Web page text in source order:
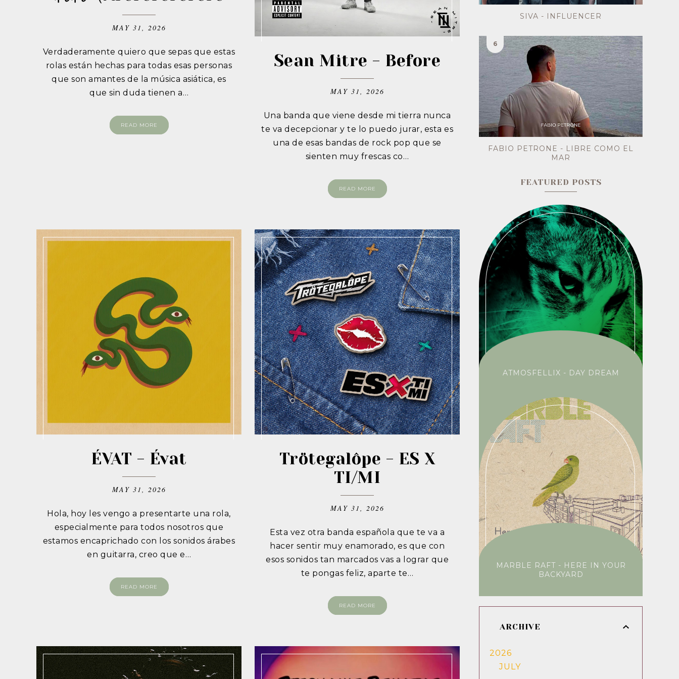
MAY 31, 2026
Verdaderamente quiero que sepas que estas
rolas están hechas para todas esas personas
que son amantes de la música asiática, es
que sin duda tienen a…
READ MORE
Sean Mitre - Before
MAY 31, 2026
Una banda que viene desde mi tierra nunca
te va decepcionar y te lo puedo jurar, esta es
una de esas bandas de rock pop que se
sienten muy frescas co…
READ MORE
ÉVAT - Évat
MAY 31, 2026
Hola, hoy les vengo a presentarte una rola,
especialmente para todos nosotros que
estamos encaprichado con los sonidos árabes
en guitarra, creo que e…
READ MORE
Trötegalôpe - ES X
TI/MI
MAY 31, 2026
Esta vez otra banda española que te va a
hacer sentir muy enamorado, es que con
esos sonidos tan marcados vas a lograr que
te pongas feliz, aparte te…
READ MORE
SIVA - INFLUENCER
FABIO PETRONE - LIBRE COMO EL
MAR
FEATURED POSTS
ATMOSFELLIX - DAY DREAM
MARBLE RAFT - HERE IN YOUR
BACKYARD
ARCHIVE
2026
JULY